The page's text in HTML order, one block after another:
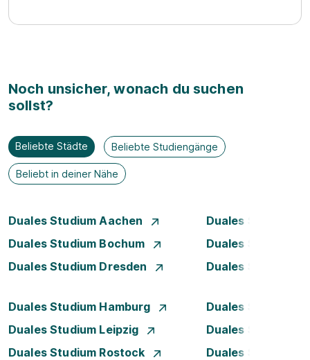
Noch unsicher, wonach du suchen
sollst?
Beliebte Städte Beliebte Studiengänge
Beliebt in deiner Nähe
Duales Studium Aachen
Duales Studium
Duales Studium Bochum
Duales Studium
Duales Studium Dresden
Duales Studium
Duales Studium Hamburg
Duales Studium
Duales Studium Leipzig
Duales Studium
Duales Studium Rostock
Duales Studium